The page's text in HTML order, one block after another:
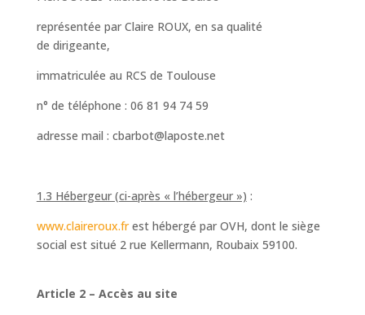
représentée par Claire ROUX, en sa qualité
de dirigeante,
immatriculée au RCS de Toulouse
n° de téléphone : 06 81 94 74 59
adresse mail : cbarbot@laposte.net
1.3 Hébergeur (ci-après « l’hébergeur ») :
www.claireroux.frest hébergé par OVH, dont le siège
social est situé 2 rue Kellermann, Roubaix 59100.
Article 2 – Accès au site